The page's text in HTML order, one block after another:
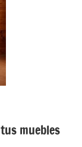
muebles